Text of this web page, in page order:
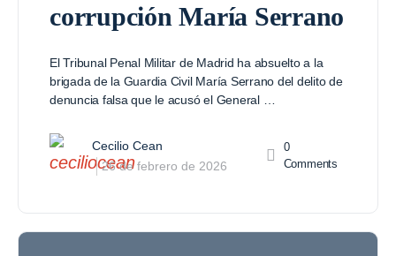
corrupción María Serrano
El Tribunal Penal Militar de Madrid ha absuelto a la
brigada de la Guardia Civil María Serrano del delito de
denuncia falsa que le acusó el General …
Cecilio Cean
26 de febrero de 2026
0
Comments